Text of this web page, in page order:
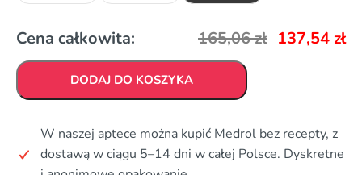
Cena całkowita: 165,06zł 137,54 zł
DODAJ DO KOSZYKA
W naszej aptece można kupić Medrol bez recepty, z
dostawą w ciągu 5–14 dni w całej Polsce. Dyskretne